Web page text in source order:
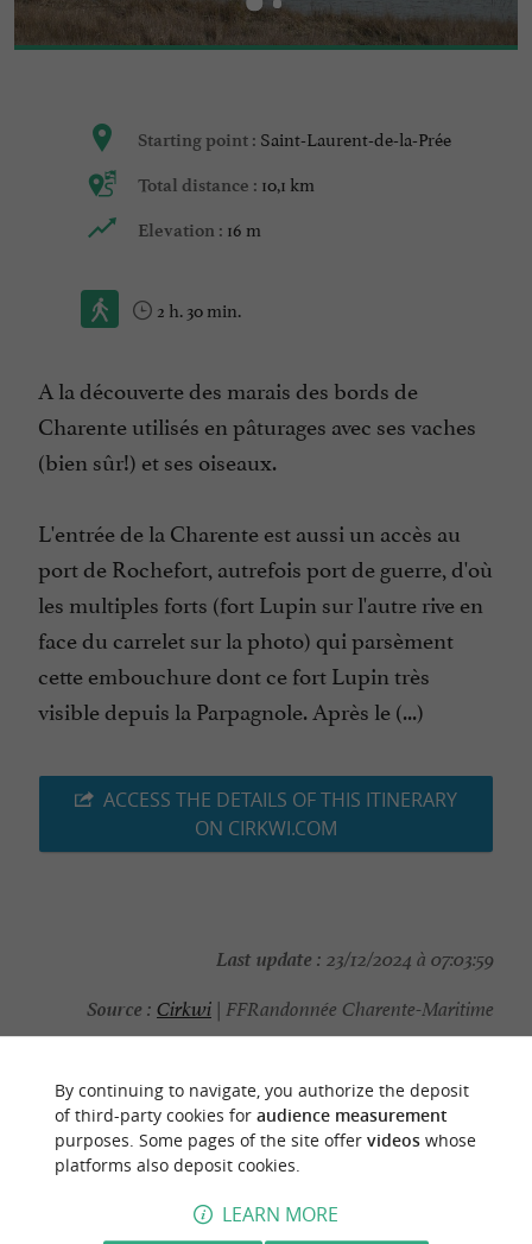
Starting point : Saint-Laurent-de-la-Prée
Total distance : 10,1 km
Elevation : 16 m
2 h. 30 min.
A la découverte des marais des bords de
Charente utilisés en pâturages avec ses vaches
(bien sûr!) et ses oiseaux.
L'entrée de la Charente est aussi un accès au
port de Rochefort, autrefois port de guerre, d'où
les multiples forts (fort Lupin sur l'autre rive en
face du carrelet sur la photo) qui parsèment
cette embouchure dont ce fort Lupin très
visible depuis la Parpagnole. Après le (...)
ACCESS THE DETAILS OF THIS ITINERARY
ON CIRKWI.COM
Last update : 23/12/2024 à 07:03:59
Source : Cirkwi | FFRandonnée Charente-Maritime
Photo credit :
By continuing to navigate, you authorize the deposit
of third-party cookies for audience measurement
purposes. Some pages of the site offer videoswhose
platforms also deposit cookies.
LEARN MORE